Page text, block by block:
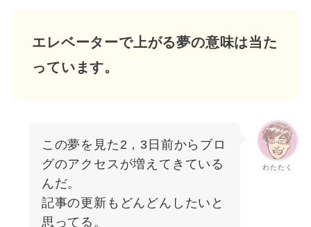
エレベーターで上がる夢の意味は当た
っています。
わたたく
この夢を見た2，3日前からブロ
グのアクセスが増えてきている
んだ。
記事の更新もどんどんしたいと
思ってる。